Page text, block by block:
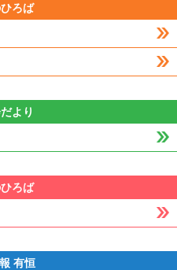
ろば
より
ろば
有恒